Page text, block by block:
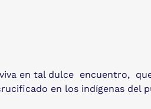
viva en tal dulce encuentro,
en los indígenas del